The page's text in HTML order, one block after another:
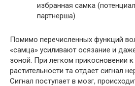
избранная самка
партнерша).
Помимо перечисленных функций
«самца» усиливают осязание и
зоной. При легком прикосновении
растительности та отдает сигнал
Сигнал поступает в мозг,